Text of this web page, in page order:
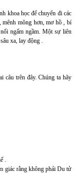
khoa học để chuyển đi các
mênh mông hơn, mơ hồ , bí
ngấm ngầm. Một sự liên
xa, lay động .
câu trên đây. Chúng ta hãy
.
giác rằng không phải Du tử